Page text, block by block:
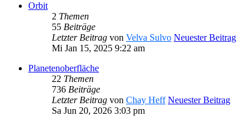
Orbit
2 Themen
55 Beiträge
Letzter Beitrag von Velva Sulvo Neuester Beitrag
Mi Jan 15, 2025 9:22 am
Planetenoberfläche
22 Themen
736 Beiträge
Letzter Beitrag von Chay Heff Neuester Beitrag
Sa Jun 20, 2026 3:03 pm